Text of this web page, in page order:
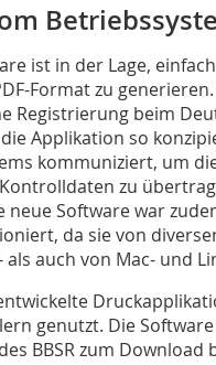
ist in der Lage,
Format zu
Registrierung beim
Applikation so
kommuniziert, um
zu
Software war
da sie von
auch von Mac- und
genutzt. Die
BBSR zum Download